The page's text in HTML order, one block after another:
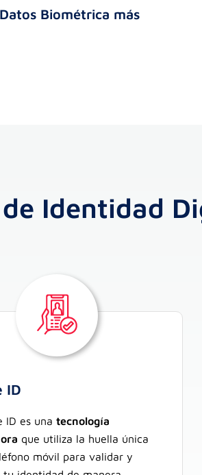
Biométrica más
Identidad
ID
ID es una tecnología
que utiliza la huella única
móvil para validar y